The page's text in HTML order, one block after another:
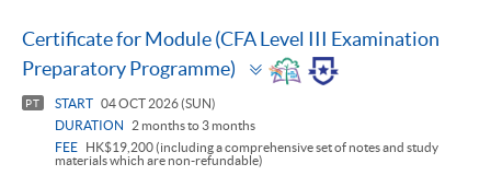
Certificate for Module (CFA Level III Examination
Preparatory Programme)
Toggle
panel
PT START 04 OCT 2026 (SUN)
DURATION
2 months to 3 months
FEE
HK$19,200 (including a comprehensive set of notes and study
materials which are non-refundable)